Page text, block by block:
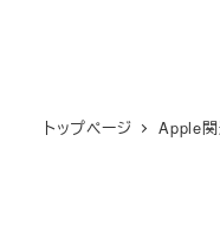
トップページ Apple関